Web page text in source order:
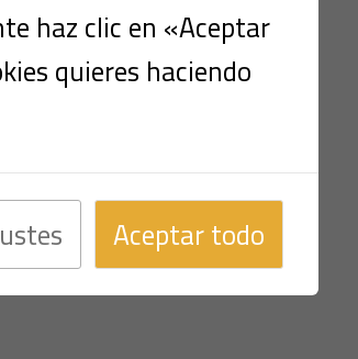
haz clic en «Aceptar
quieres haciendo
Aceptar todo